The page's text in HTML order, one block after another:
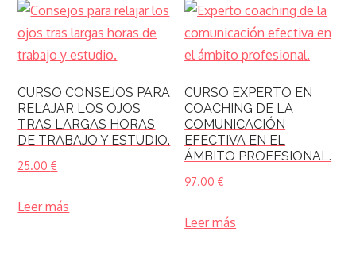
CURSO CONSEJOS PARA
RELAJAR LOS OJOS
TRAS LARGAS HORAS
DE TRABAJO Y ESTUDIO.
25.00 €
Leer más
CURSO EXPERTO EN
COACHING DE LA
COMUNICACIÓN
EFECTIVA EN EL
ÁMBITO PROFESIONAL.
97.00 €
Leer más